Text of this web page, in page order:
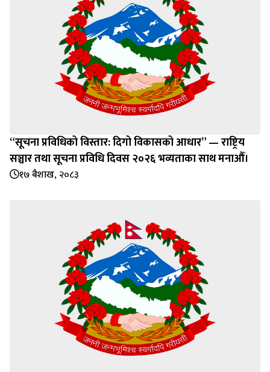
“सूचना प्रविधिको विस्तार: दिगो विकासको आधार” — राष्ट्रिय
सञ्चार तथा सूचना प्रविधि दिवस २०२६ भव्यताका साथ मनाऔँ।
१७ बैशाख, २०८३